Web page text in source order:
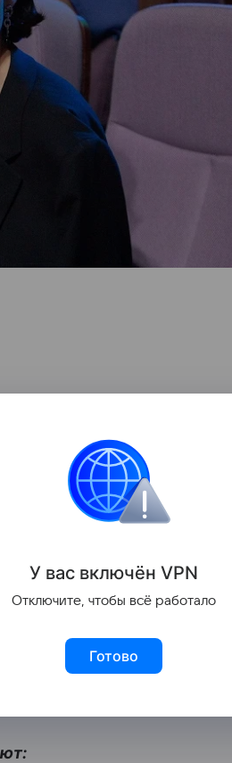
с Евгением Цыгановым.
информацию не
У вас включён VPN
Отключите, чтобы всё работало
Готово